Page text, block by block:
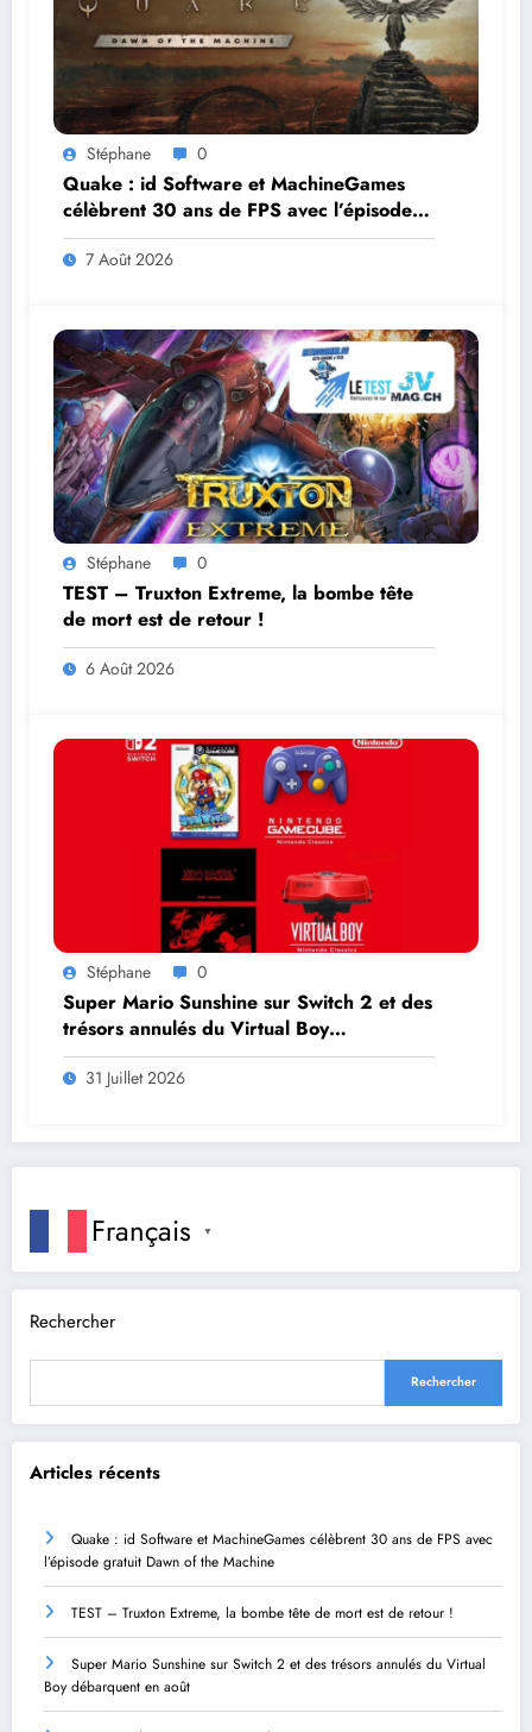
Stéphane 0
Quake : id Software et MachineGames
célèbrent 30 ans de FPS avec l’épisode
gratuit Dawn of the Machine
7 Août 2026
Stéphane 0
TEST – Truxton Extreme, la bombe tête
de mort est de retour !
6 Août 2026
Stéphane 0
Super Mario Sunshine sur Switch 2 et des
trésors annulés du Virtual Boy
débarquent en août
31 Juillet 2026
Français ▼
Rechercher
Rechercher
Articles récents
Quake : id Software et MachineGames célèbrent 30 ans de FPS avec
l’épisode gratuit Dawn of the Machine
TEST – Truxton Extreme, la bombe tête de mort est de retour !
Super Mario Sunshine sur Switch 2 et des trésors annulés du Virtual
Boy débarquent en août